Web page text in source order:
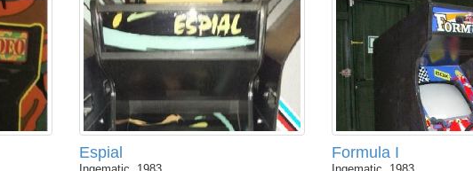
Espial Formula I